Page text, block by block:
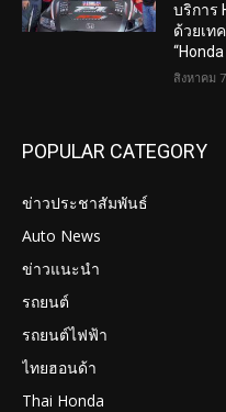
บริการ
ด้วยเท
สิงหาคม
POPULAR CATEGORY
ข่าวประชาสัมพันธ์
Auto News
ข่าวแนะนำ
รถยนต์
รถยนต์ไฟฟ้า
ไทยฮอนด้า
Thai Honda